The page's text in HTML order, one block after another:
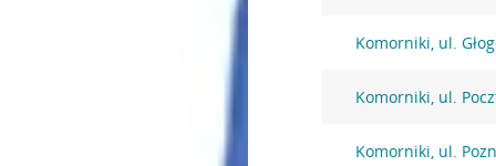
Komorniki, ul.
Komorniki, ul.
Komorniki, ul.